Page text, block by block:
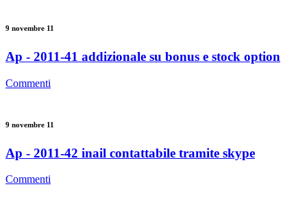
9 novembre 11
Ap - 2011-41 addizionale su bonus e stock option
Commenti
9 novembre 11
Ap - 2011-42 inail contattabile tramite skype
Commenti